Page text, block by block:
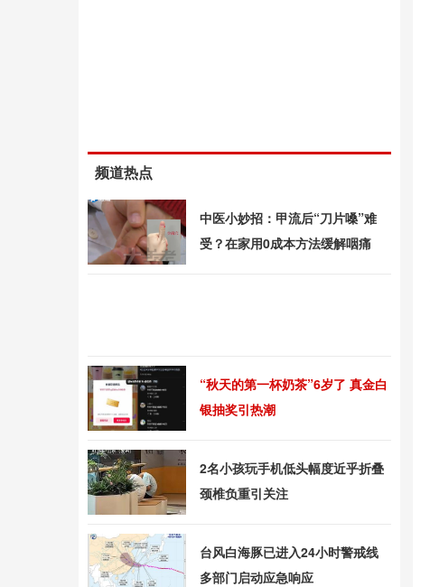
频道热点
中医小妙招：甲流后“刀片嗓”难
受？在家用0成本方法缓解咽痛
“秋天的第一杯奶茶”6岁了 真金白
银抽奖引热潮
2名小孩玩手机低头幅度近乎折叠
颈椎负重引关注
台风白海豚已进入24小时警戒线
多部门启动应急响应